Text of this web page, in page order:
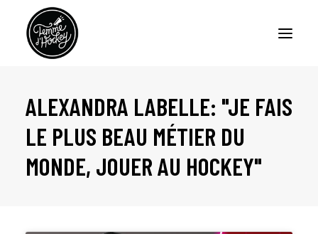
ACCUEIL
BALADOS – FEMME D’HOCKEY
BALADO – LA CERISE SUR LE SUNDAE
À PROPOS
ALEXANDRA LABELLE: "JE FAIS
LE PLUS BEAU MÉTIER DU
MONDE, JOUER AU HOCKEY"